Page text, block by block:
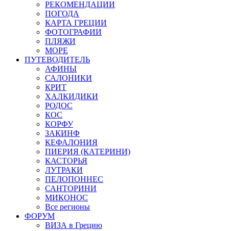
РЕКОМЕНДАЦИИ
ПОГОДА
КАРТА ГРЕЦИИ
ФОТОГРАФИИ
ПЛЯЖИ
МОРЕ
ПУТЕВОДИТЕЛЬ
АФИНЫ
САЛОНИКИ
КРИТ
ХАЛКИДИКИ
РОДОС
КОС
КОРФУ
ЗАКИНФ
КЕФАЛОНИЯ
ПИЕРИЯ (КАТЕРИНИ)
КАСТОРЬЯ
ЛУТРАКИ
ПЕЛОПОННЕС
САНТОРИНИ
МИКОНОС
Все регионы
ФОРУМ
ВИЗА в Грецию